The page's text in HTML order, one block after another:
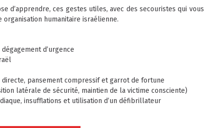
d’apprendre, ces gestes utiles, avec des secouristes qui vous
humanitaire israélienne.
d’urgence
directe, pansement compressif et garrot de fortune
latérale de sécurité, maintien de la victime consciente)
insufflations et utilisation d’un défibrillateur